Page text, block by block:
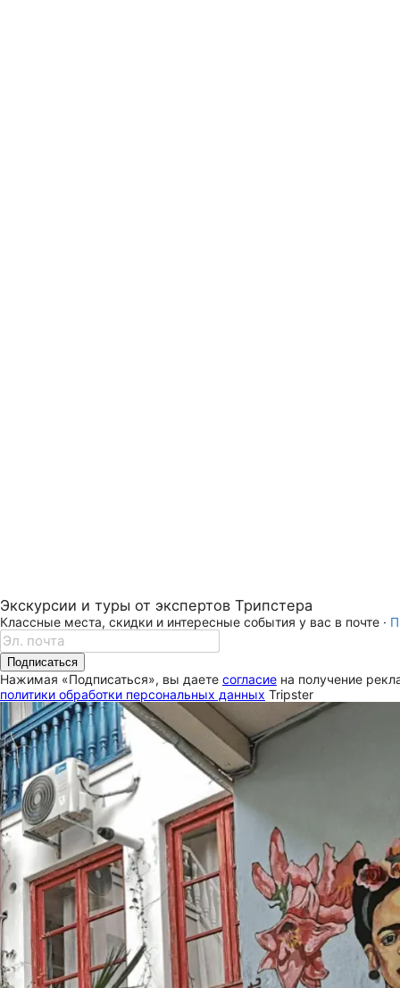
Экскурсии и туры от экспертов Трипстера
Классные места, скидки и интересные события у вас в почте ·
Подписаться
Нажимая «Подписаться», вы даете согласие на получение
политики обработки персональных данных Tripster